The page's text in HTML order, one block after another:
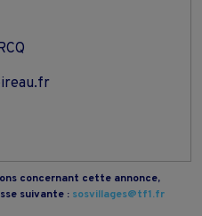
concernant cette annonce,
suivante : sosvillages@tf1.fr